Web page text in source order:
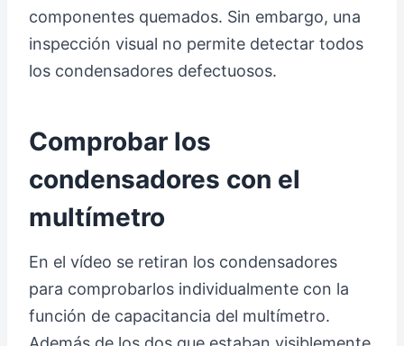
componentes quemados. Sin embargo, una
inspección visual no permite detectar todos
los condensadores defectuosos.
Comprobar los
condensadores con el
multímetro
En el vídeo se retiran los condensadores
para comprobarlos individualmente con la
función de capacitancia del multímetro.